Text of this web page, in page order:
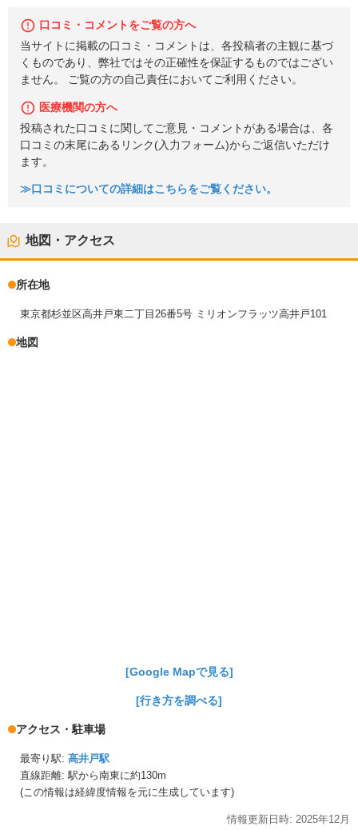
口コミ・コメントをご覧の方へ
当サイトに掲載の口コミ・コメントは、各投稿者の主観に基づ
くものであり、弊社ではその正確性を保証するものではござい
ません。 ご覧の方の自己責任においてご利用ください。
医療機関の方へ
投稿された口コミに関してご意見・コメントがある場合は、各
口コミの末尾にあるリンク(入力フォーム)からご返信いただけ
ます。
≫口コミについての詳細はこちらをご覧ください。
地図・アクセス
所在地
東京都杉並区高井戸東二丁目26番5号 ミリオンフラッツ高井戸101
地図
[Google Mapで見る]
[行き方を調べる]
アクセス・駐車場
最寄り駅: 高井戸駅
直線距離: 駅から南東に約130m
(この情報は経緯度情報を元に生成しています)
情報更新日時: 2025年12月